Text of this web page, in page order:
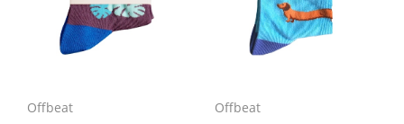
Offbeat
Offbeat